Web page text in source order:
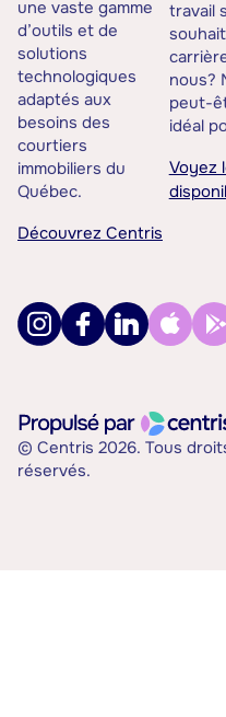
une vaste gamme
d’outils et de
solutions
technologiques
adaptés aux
besoins des
courtiers
immobiliers du
Québec.
Découvrez Centris
travail
nous?
peut-
idéal
Voyez
© Centris 2026. Tous
réservés.